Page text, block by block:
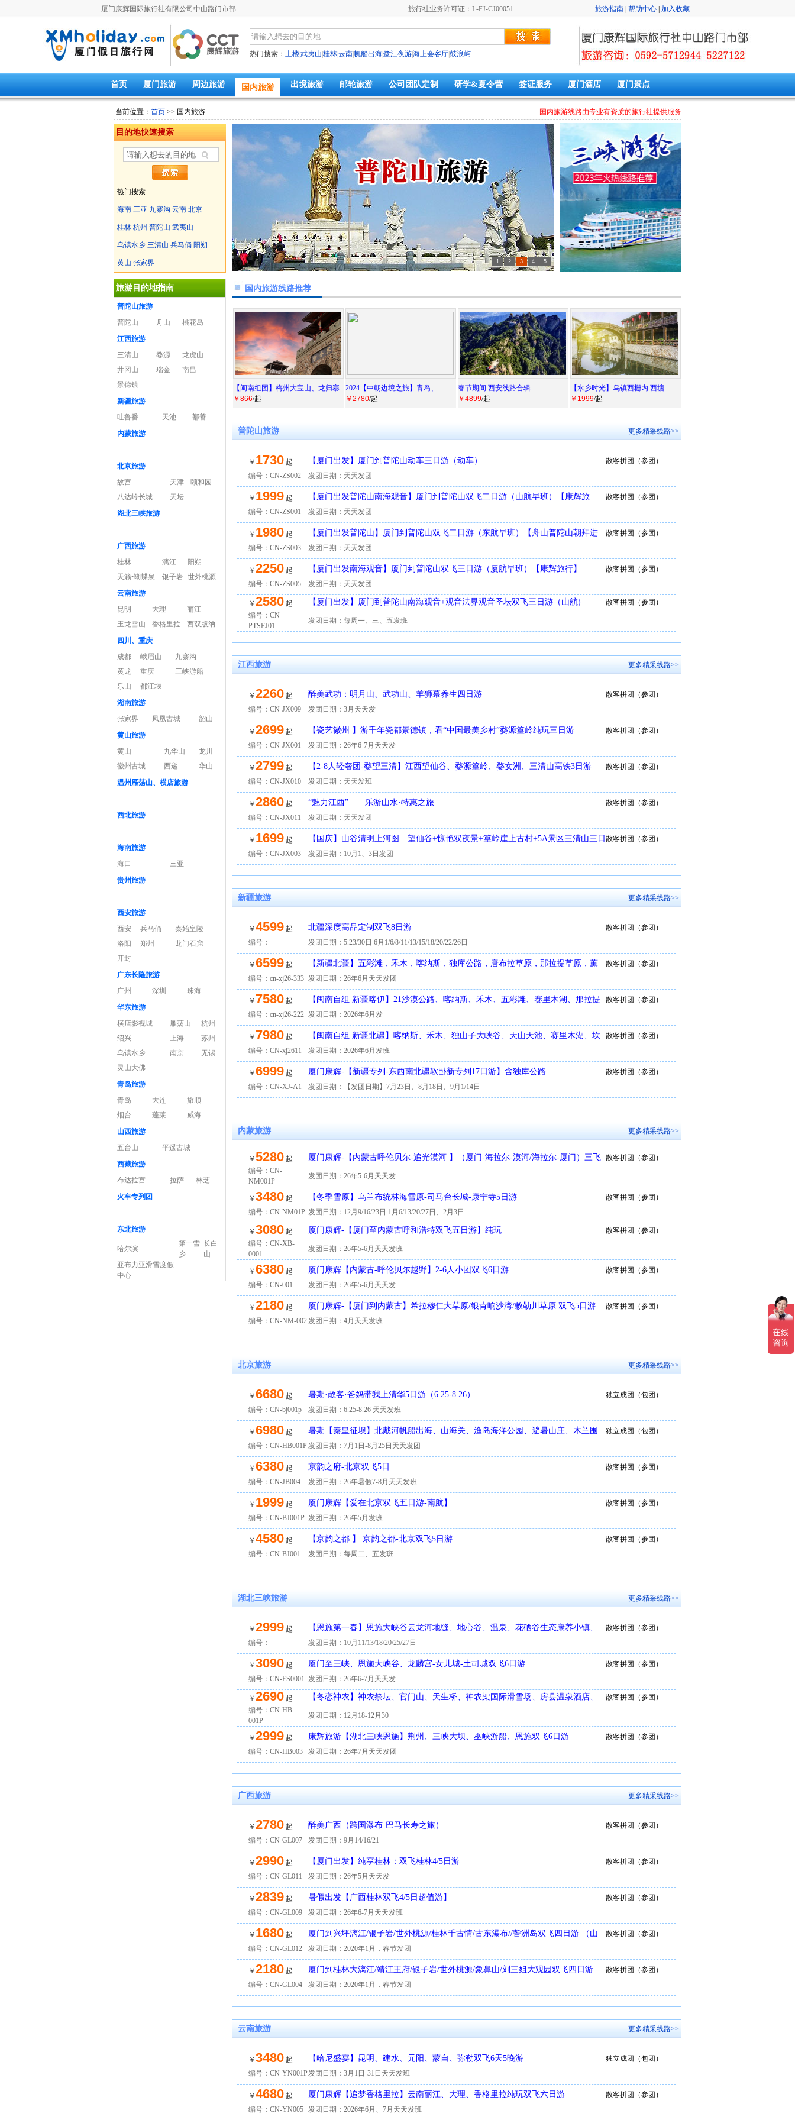
厦门康辉国际旅行社有限公司中山路门市部 旅行社业务许可证：L-FJ-CJ00051 旅游指南 帮助中心 加入收藏
热门搜索： 土楼武夷山 桂林云南帆船出海鹭江夜游海上会客厅鼓浪屿
首页 厦门旅游 周边旅游 国内旅游 出境旅游 邮轮旅游 公司团队定制 研学&夏令营 签证服务 厦门酒店 厦门景点
当前位置： 首页 >> 国内旅游 国内旅游线路由专业有资质的旅行社提供服务
目的地快速搜索
热门搜索
海南 三亚 九寨沟 云南 北京
桂林 杭州 普陀山 武夷山
乌镇水乡 三清山 兵马俑 阳朔
黄山 张家界 1 2 3 4 5
旅游目的地指南
普陀山旅游
普陀山
舟山
桃花岛
江西旅游
三清山
婺源
龙虎山
井冈山
瑞金
南昌
景德镇
新疆旅游
吐鲁番
天池
鄯善
内蒙旅游
北京旅游
故宫
天津
颐和园
八达岭长城
天坛
湖北三峡旅游
广西旅游
桂林
漓江
阳朔
天籁•蝴蝶泉
银子岩 世外桃源
云南旅游
昆明
大理
丽江
玉龙雪山
香格里拉
西双版纳
四川、重庆
成都
峨眉山
九寨沟
黄龙
重庆
三峡游船
乐山
都江堰
湖南旅游
张家界
凤凰古城
韶山
黄山旅游
黄山
九华山
龙川
徽州古城
西递
华山
温州雁荡山、横店旅游
西北旅游
海南旅游
海口
三亚
贵州旅游
西安旅游
西安
兵马俑
秦始皇陵
洛阳
郑州
龙门石窟
开封
广东长隆旅游
广州
深圳
珠海
华东旅游
横店影视城
雁荡山
杭州
绍兴
上海
苏州
乌镇水乡
南京
无锡
灵山大佛
青岛旅游
青岛
大连
旅顺
烟台
蓬莱
威海
山西旅游
五台山
平遥古城
西藏旅游
布达拉宫
拉萨
林芝
火车专列团
东北旅游
哈尔滨
第一雪
乡
长白
山
亚布力亚滑雪度假
中心
国内旅游线路推荐
【闽南组团】梅州大宝山、龙归寨
￥866/起
2024【中朝边境之旅】青岛、
￥2780/起
春节期间 西安线路合辑
￥4899/起
【水乡时光】乌镇西栅内 西塘
￥1999/起
普陀山旅游 更多精采线路>>
￥ 1730 起 【厦门出发】厦门到普陀山动车三日游（动车）
散客拼团（参团）
编号：CN-ZS002
发团日期：天天发团
￥ 1999 起
【厦门出发普陀山南海观音】厦门到普陀山双飞二日游（山航早班）【康辉旅
游】
散客拼团（参团）
编号：CN-ZS001
发团日期：天天发团
￥ 1980 起
【厦门出发普陀山】厦门到普陀山双飞二日游（东航早班）【舟山普陀山朝拜进
香团】
散客拼团（参团）
编号：CN-ZS003
发团日期：天天发团
￥ 2250 起 【厦门出发南海观音】厦门到普陀山双飞三日游（厦航早班）【康辉旅行】
散客拼团（参团）
编号：CN-ZS005
发团日期：天天发团
￥ 2580 起 【厦门出发】厦门到普陀山南海观音+观音法界观音圣坛双飞三日游（山航)
散客拼团（参团）
编号：CN-
PTSFJ01
发团日期：每周一、三、五发班
江西旅游 更多精采线路>>
￥ 2260 起 醉美武功：明月山、武功山、羊狮幕养生四日游
散客拼团（参团）
编号：CN-JX009
发团日期：3月天天发
￥ 2699 起 【瓷艺徽州 】游千年瓷都景德镇，看“中国最美乡村”婺源篁岭纯玩三日游
散客拼团（参团）
编号：CN-JX001
发团日期：26年6-7月天天发
￥ 2799 起 【2-8人轻奢团-婺望三清】江西望仙谷、婺源篁岭、婺女洲、三清山高铁3日游
散客拼团（参团）
编号：CN-JX010
发团日期：天天发班
￥ 2860 起 “魅力江西”——乐游山水·特惠之旅
散客拼团（参团）
编号：CN-JX011
发团日期：天天发团
￥ 1699 起
【国庆】山谷清明上河图—望仙谷+惊艳双夜景+篁岭崖上古村+5A景区三清山三日
游
散客拼团（参团）
编号：CN-JX003
发团日期：10月1、3日发团
新疆旅游 更多精采线路>>
￥ 4599 起 北疆深度高品定制双飞8日游
散客拼团（参团）
编号：
发团日期：5.23/30日 6月1/6/8/11/13/15/18/20/22/26日
￥ 6599 起
【新疆北疆】五彩滩，禾木，喀纳斯，独库公路，唐布拉草原，那拉提草原，薰
衣草，赛里木湖双飞8日游
散客拼团（参团）
编号：cn-xj26-333 发团日期：26年6月天天发团
￥ 7580 起
【闽南自组 新疆喀伊】21沙漠公路、喀纳斯、禾木、五彩滩、赛里木湖、那拉提
草原、天山双飞8日游
散客拼团（参团）
编号：cn-xj26-222 发团日期：2026年6月发
￥ 7980 起
【闽南自组 新疆北疆】喀纳斯、禾木、独山子大峡谷、天山天池、赛里木湖、坎
儿井、火焰山双飞8日游
散客拼团（参团）
编号：CN-xj2611
发团日期：2026年6月发班
￥ 6999 起 厦门康辉-【新疆专列-东西南北疆软卧新专列17日游】含独库公路
散客拼团（参团）
编号：CN-XJ-A1
发团日期：【发团日期】7月23日、8月18日、9月1/14日
内蒙旅游 更多精采线路>>
￥ 5280 起
厦门康辉-【内蒙古呼伦贝尔-追光漠河 】（厦门-海拉尔-漠河/海拉尔-厦门）三飞
六日游
散客拼团（参团）
编号：CN-
NM001P
发团日期：26年5-6月天天发
￥ 3480 起 【冬季雪原】乌兰布统林海雪原-司马台长城-康宁寺5日游
散客拼团（参团）
编号：CN-NM01P 发团日期：12月9/16/23日 1月6/13/20/27日、2月3日
￥ 3080 起 厦门康辉-【厦门至内蒙古呼和浩特双飞五日游】纯玩
散客拼团（参团）
编号：CN-XB-
0001
发团日期：26年5-6月天天发班
￥ 6380 起 厦门康辉【内蒙古-呼伦贝尔越野】2-6人小团双飞6日游
散客拼团（参团）
编号：CN-001
发团日期：26年5-6月天天发
￥ 2180 起 厦门康辉-【厦门到内蒙古】希拉穆仁大草原/银肯响沙湾/敕勒川草原 双飞5日游
散客拼团（参团）
编号：CN-NM-002发团日期：4月天天发班
北京旅游 更多精采线路>>
￥ 6680 起 暑期·散客·爸妈带我上清华5日游（6.25-8.26）
独立成团（包团）
编号：CN-bj001p
发团日期：6.25-8.26 天天发班
￥ 6980 起
暑期【秦皇征坝】北戴河帆船出海、山海关、渔岛海洋公园、避暑山庄、木兰围
场、乌兰布统草原6日游
独立成团（包团）
编号：CN-HB001P 发团日期：7月1日-8月25日天天发团
￥ 6380 起 京韵之府-北京双飞5日
散客拼团（参团）
编号：CN-JB004
发团日期：26年暑假7-8月天天发班
￥ 1999 起 厦门康辉【爱在北京双飞五日游-南航】
散客拼团（参团）
编号：CN-BJ001P 发团日期：26年5月发班
￥ 4580 起 【京韵之都 】 京韵之都-北京双飞5日游
散客拼团（参团）
编号：CN-BJ001
发团日期：每周二、五发班
湖北三峡旅游 更多精采线路>>
￥ 2999 起
【恩施第一春】恩施大峡谷云龙河地缝、地心谷、温泉、花硒谷生态康养小镇、
土家女儿城品质5日游
散客拼团（参团）
编号：
发团日期：10月11/13/18/20/25/27日
￥ 3090 起 厦门至三峡、恩施大峡谷、龙麟宫-女儿城-土司城双飞6日游
散客拼团（参团）
编号：CN-ES0001 发团日期：26年6-7月天天发
￥ 2690 起
【冬恋神农】神农祭坛、官门山、天生桥、神农架国际滑雪场、房县温泉酒店、
三峡大坝5日游
散客拼团（参团）
编号：CN-HB-
001P
发团日期：12月18-12月30
￥ 2999 起 康辉旅游【湖北三峡恩施】荆州、三峡大坝、巫峡游船、恩施双飞6日游
散客拼团（参团）
编号：CN-HB003
发团日期：26年7月天天发团
广西旅游 更多精采线路>>
￥ 2780 起 醉美广西（跨国瀑布·巴马长寿之旅）
散客拼团（参团）
编号：CN-GL007
发团日期：9月14/16/21
￥ 2990 起 【厦门出发】纯享桂林：双飞桂林4/5日游
散客拼团（参团）
编号：CN-GL011
发团日期：26年5月天天发
￥ 2839 起 暑假出发【广西桂林双飞4/5日超值游】
散客拼团（参团）
编号：CN-GL009
发团日期：26年6-7月天天发班
￥ 1680 起
厦门到兴坪漓江/银子岩/世外桃源/桂林千古情/古东瀑布//訾洲岛双飞四日游 （山
水印象C）
散客拼团（参团）
编号：CN-GL012
发团日期：2020年1月，春节发团
￥ 2180 起
厦门到桂林大漓江/靖江王府/银子岩/世外桃源/象鼻山/刘三姐大观园双飞四日游
【悦享桂林A】
散客拼团（参团）
编号：CN-GL004
发团日期：2020年1月，春节发团
云南旅游 更多精采线路>>
￥ 3480 起 【哈尼盛宴】昆明、建水、元阳、蒙自、弥勒双飞6天5晚游
独立成团（包团）
编号：CN-YN001P发团日期：3月1日-31日天天发班
￥ 4680 起 厦门康辉【追梦香格里拉】云南丽江、大理、香格里拉纯玩双飞六日游
散客拼团（参团）
编号：CN-YN005 发团日期：2026年6月、7月天天发班